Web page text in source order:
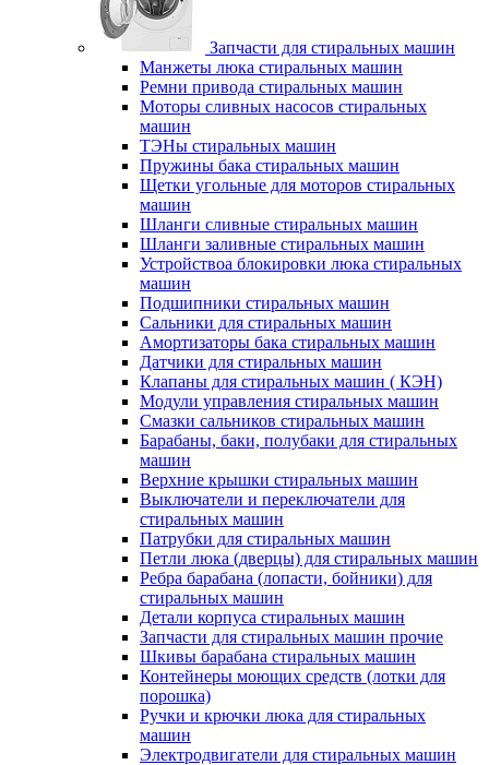
Запчасти для стиральных машин
Манжеты люка стиральных машин
Ремни привода стиральных машин
Моторы сливных насосов стиральных
машин
ТЭНы стиральных машин
Пружины бака стиральных машин
Щетки угольные для моторов стиральных
машин
Шланги сливные стиральных машин
Шланги заливные стиральных машин
Устройствоа блокировки люка стиральных
машин
Подшипники стиральных машин
Сальники для стиральных машин
Амортизаторы бака стиральных машин
Датчики для стиральных машин
Клапаны для стиральных машин ( КЭН)
Модули управления стиральных машин
Смазки сальников стиральных машин
Барабаны, баки, полубаки для стиральных
машин
Верхние крышки стиральных машин
Выключатели и переключатели для
стиральных машин
Патрубки для стиральных машин
Петли люка (дверцы) для стиральных машин
Ребра барабана (лопасти, бойники) для
стиральных машин
Детали корпуса стиральных машин
Запчасти для стиральных машин прочие
Шкивы барабана стиральных машин
Контейнеры моющих средств (лотки для
порошка)
Ручки и крючки люка для стиральных
машин
Электродвигатели для стиральных машин